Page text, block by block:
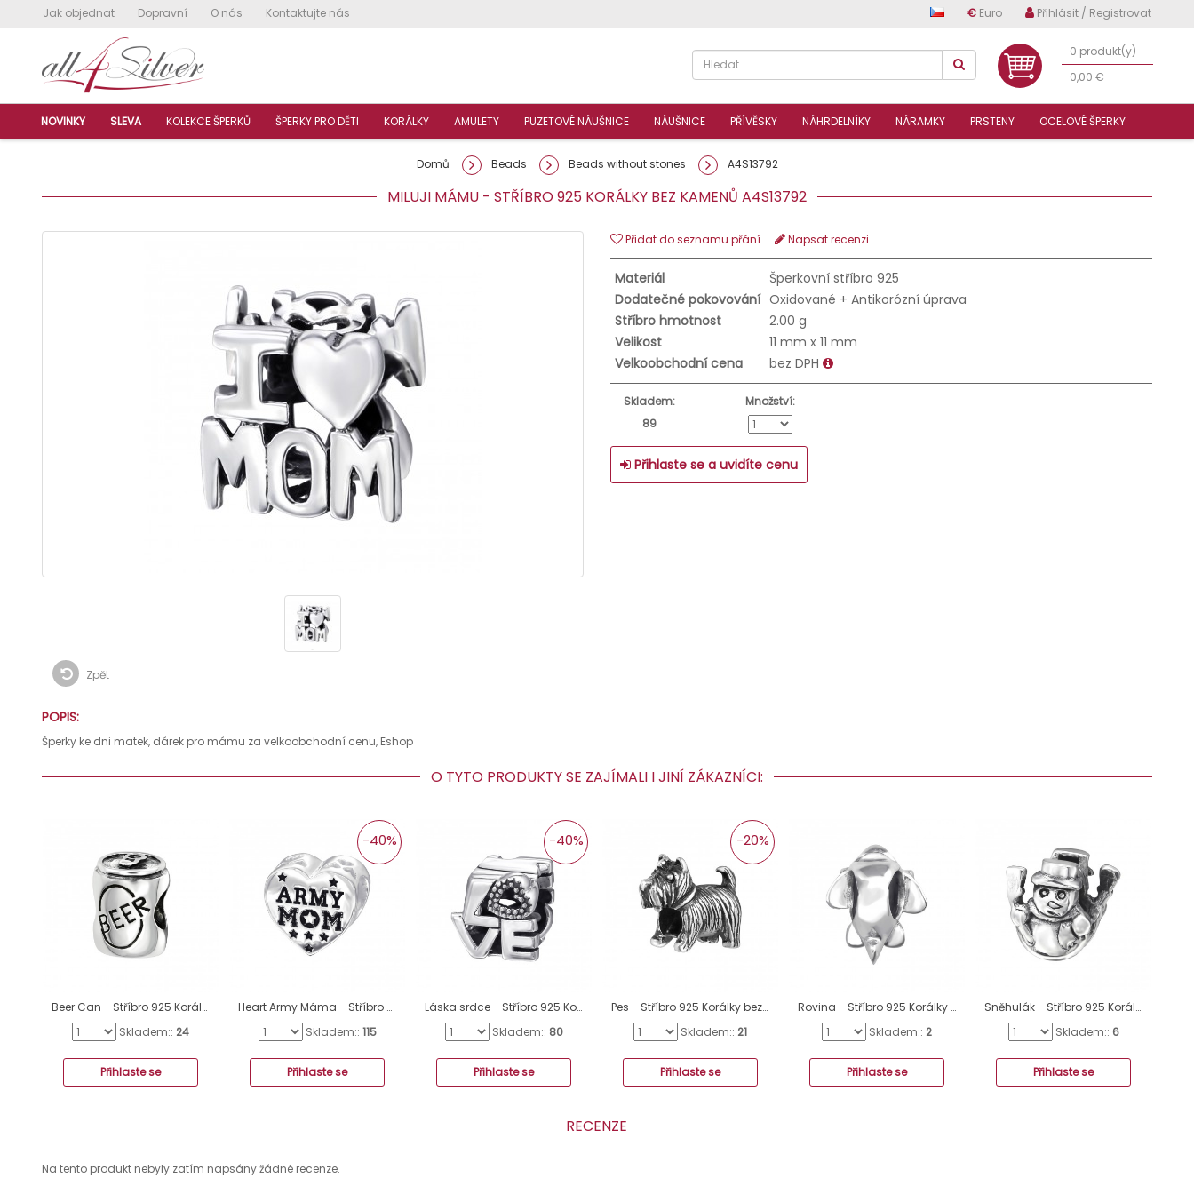
Jak objednat Dopravní O nás Kontaktujte nás € Euro Přihlásit / Registrovat
0 produkt(y)
0,00 €
NOVINKY SLEVA KOLEKCE ŠPERKŮ ŠPERKY PRO DĚTI KORÁLKY AMULETY PUZETOVÉ NÁUŠNICE NÁUŠNICE PŘÍVĚSKY NÁHRDELNÍKY NÁRAMKY PRSTENY OCELOVÉ ŠPERKY
Domů Beads Beads without stones A4S13792
MILUJI MÁMU - STŘÍBRO 925 KORÁLKY BEZ KAMENŮ A4S13792
Zpět
Přidat do seznamu přání Napsat recenzi
Materiál
Šperkovní stříbro 925
Dodatečné pokovování Oxidované + Antikorózní úprava
Stříbro hmotnost
2.00 g
Velikost
11 mm x 11 mm
Velkoobchodní cena
bez DPH
Skladem:
89
Množství:
Přihlaste se a uvidíte cenu
POPIS:
Šperky ke dni matek, dárek pro mámu za velkoobchodní cenu, Eshop
O TYTO PRODUKTY SE ZAJÍMALI I JINÍ ZÁKAZNÍCI:
Beer Can - Stříbro 925 Korálky bez kamenů A4S2859
Skladem:: 24
Přihlaste se
Heart Army Máma - Stříbro 925 Korálky bez kamenů A4S10310
-40%
Skladem:: 115
Přihlaste se
Láska srdce - Stříbro 925 Korálky bez kamenů A4S6017
-40%
Skladem:: 80
Přihlaste se
Pes - Stříbro 925 Korálky bez kamenů A4S16830
-20%
Skladem:: 21
Přihlaste se
Rovina - Stříbro 925 Korálky bez kamenů A4S6015
Skladem:: 2
Přihlaste se
Sněhulák - Stříbro 925 Korálky bez kamenů A4S2857
Skladem:: 6
Přihlaste se
RECENZE
Na tento produkt nebyly zatím napsány žádné recenze.